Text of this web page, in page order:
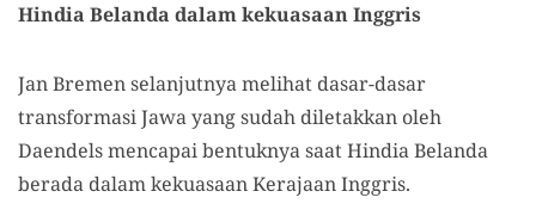
Hindia Belanda dalam kekuasaan Inggris
Jan Bremenselanjutnya melihat dasar-dasar
transformasi Jawa yang sudah diletakkan oleh
Daendels mencapai bentuknya saat Hindia Belanda
berada dalam kekuasaan Kerajaan Inggris.